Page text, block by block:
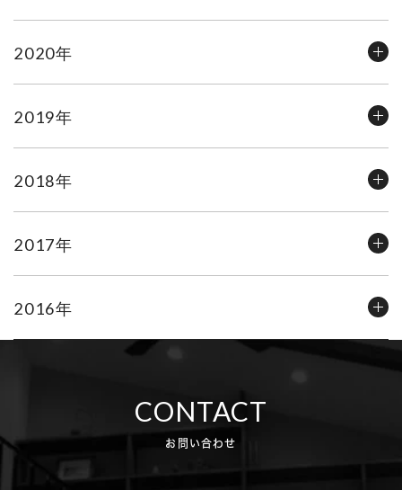
2020年
2019年
2018年
2017年
2016年
CONTACT
お問い合わせ